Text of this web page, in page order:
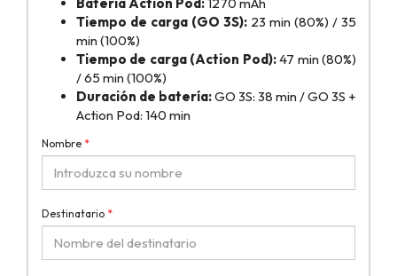
Tiempo de carga (GO 3S): 23 min (80%) / 35
min (100%)
Tiempo de carga (Action Pod):47 min (80%)
/ 65 min (100%)
Duración de batería:GO 3S: 38 min / GO 3S +
Action Pod: 140 min
Nombre *
Destinatario *